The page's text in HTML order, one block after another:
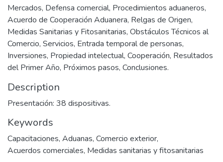
Mercados, Defensa comercial, Procedimientos aduaneros,
Acuerdo de Cooperación Aduanera, Relgas de Origen,
Medidas Sanitarias y Fitosanitarias, Obstáculos Técnicos al
Comercio, Servicios, Entrada temporal de personas,
Inversiones, Propiedad intelectual, Cooperación, Resultados
del Primer Año, Próximos pasos, Conclusiones.
Description
Presentación: 38 dispositivas.
Keywords
Capacitaciones, Aduanas, Comercio exterior,
Acuerdos comerciales, Medidas sanitarias y fitosanitarias